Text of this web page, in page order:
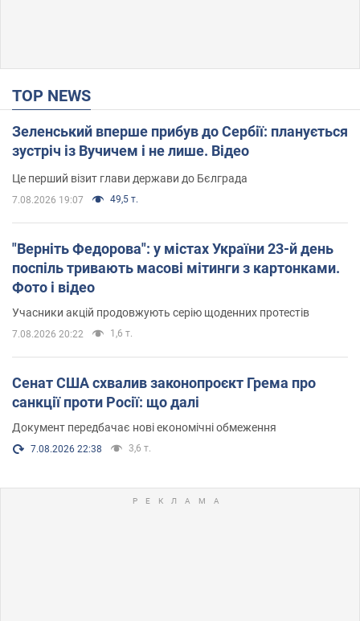
TOP NEWS
Зеленський вперше прибув до Сербії: планується
зустріч із Вучичем і не лише. Відео
Це перший візит глави держави до Бєлграда
7.08.2026 19:07 49,5 т.
"Верніть Федорова": у містах України 23-й день
поспіль тривають масові мітинги з картонками.
Фото і відео
Учасники акцій продовжують серію щоденних протестів
7.08.2026 20:22 1,6 т.
Сенат США схвалив законопроєкт Грема про
санкції проти Росії: що далі
Документ передбачає нові економічні обмеження
7.08.2026 22:38 3,6 т.